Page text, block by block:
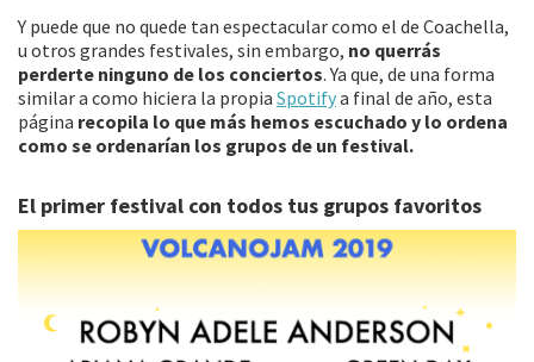
Y puede que no quede tan espectacular como el de Coachella,
u otros grandes festivales, sin embargo, no querrás
perderte ninguno de los conciertos. Ya que, de una forma
similar a como hiciera la propia Spotifya final de año, esta
página recopila lo que más hemos escuchado y lo ordena
como se ordenarían los grupos de un festival.
El primer festival con todos tus grupos favoritos